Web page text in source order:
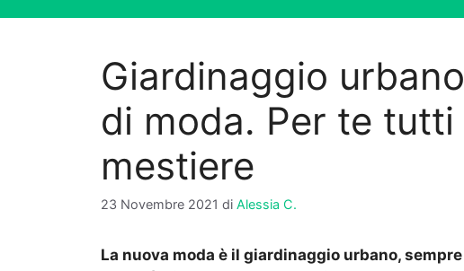
Giardinaggio
di moda. Per te
mestiere
23 Novembre 2021 di Alessia C.
La nuova moda è il giardinaggio urbano,